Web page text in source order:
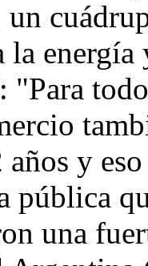
la
"Para
años y
pública
una